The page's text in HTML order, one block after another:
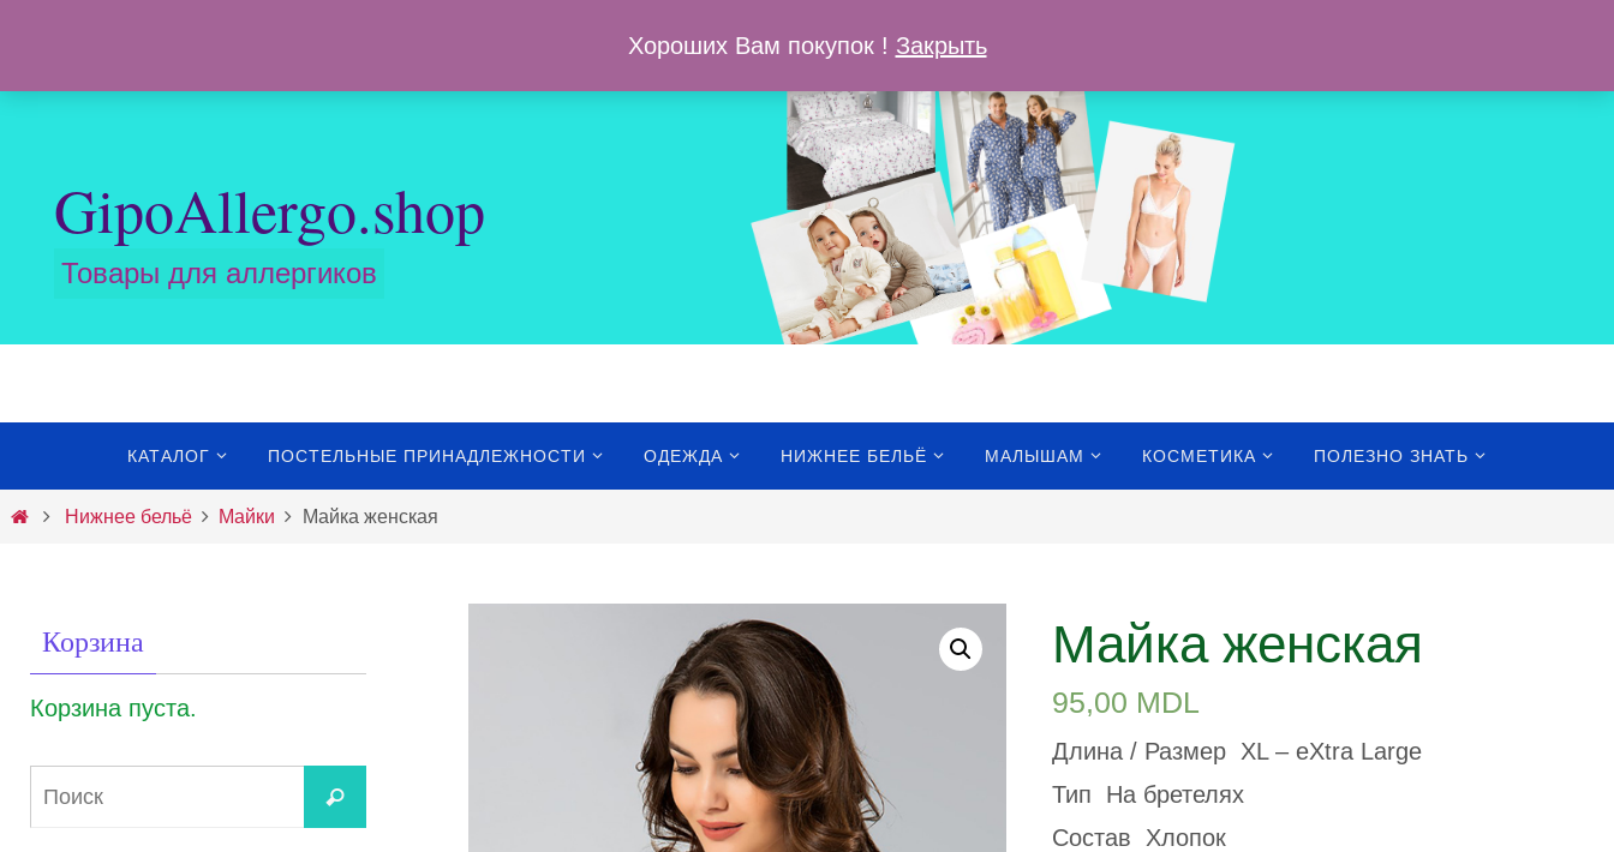
GipoAllergo.shop
Товары для аллергиков
содержимому
КАТАЛОГ ПОСТЕЛЬНЫЕ ПРИНАДЛЕЖНОСТИ ОДЕЖДА НИЖНЕЕ БЕЛЬЁ МАЛЫШАМ КОСМЕТИКА ПОЛЕЗНО ЗНАТЬ
Главная
Нижнее бельё Майки Майка женская
Майка женская
95,00 MDL
Длина / Размер XL – eXtra Large
Тип На бретелях
Состав Хлопок
Корзина
Корзина пуста.
искать:
Поиск
Хороших Вам покупок ! Закрыть